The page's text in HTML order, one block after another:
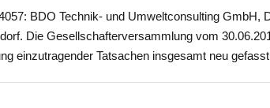
BDO Technik- und Umweltconsulting GmbH,
Die Gesellschafterversammlung vom
einzutragender Tatsachen insgesamt neu